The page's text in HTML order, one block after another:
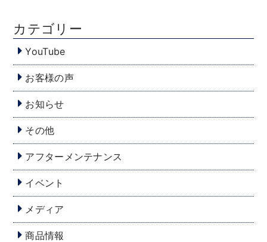
カテゴリー
YouTube
お客様の声
お知らせ
その他
アフターメンテナンス
イベント
メディア
商品情報